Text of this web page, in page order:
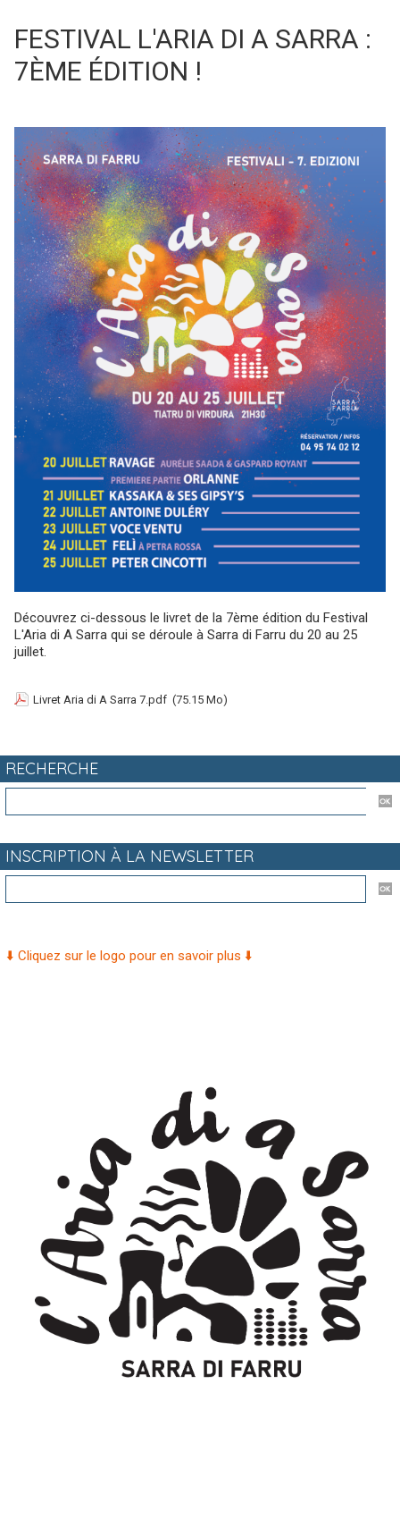
FESTIVAL L'ARIA DI A SARRA :
7ÈME ÉDITION !
Découvrez ci-dessous le livret de la 7ème édition du Festival
L'Aria di A Sarra qui se déroule à Sarra di Farru du 20 au 25
juillet.
Livret Aria di A Sarra 7.pdf (75.15 Mo)
RECHERCHE
INSCRIPTION À LA NEWSLETTER
⬇️ Cliquez sur le logo pour en savoir plus ⬇️